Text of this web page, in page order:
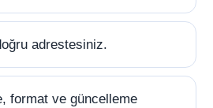
adrestesiniz.
format ve güncelleme